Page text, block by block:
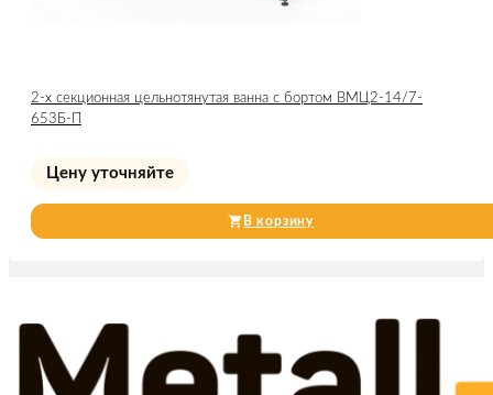
2-х секционная цельнотянутая ванна с бортом ВМЦ2-14/7-
653Б-П
Цену уточняйте
В корзину